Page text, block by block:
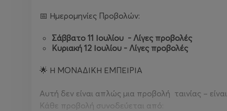
📅 Ημερομηνίες Προβολών:
Σάββατο 11 Ιουλίου - Λίγες προβολές
Κυριακή 12 Ιουλίου - Λίγες προβολές
🌟 Η ΜΟΝΑΔΙΚΗ ΕΜΠΕΙΡΙΑ
Αυτή δεν είναι απλώς μια προβολή ταινίας –
Κάθε προβολή συνοδεύεται από: